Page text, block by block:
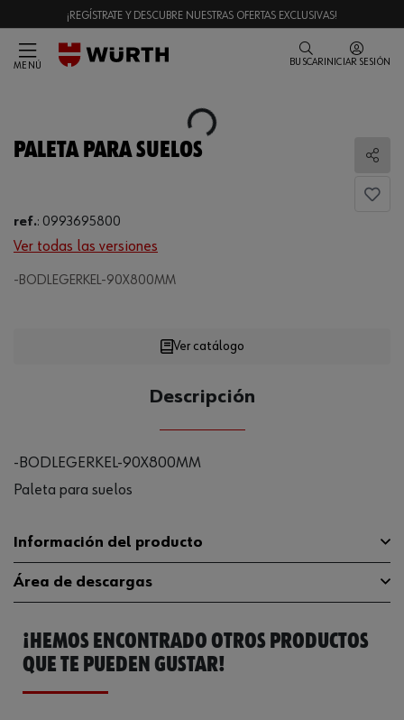
¡REGÍSTRATE Y DESCUBRE NUESTRAS OFERTAS EXCLUSIVAS!
MENÚ BUSCAR INICIAR SESIÓN
Loading...
PALETA PARA SUELOS
ref.: 0993695800
Ver todas las versiones
-BODLEGERKEL-90X800MM
Loading...Ver catálogo
Descripción
-BODLEGERKEL-90X800MM
Paleta para suelos
Información del producto
Longitud de lámina 800 mm
Material de la hoja Acero
Material de la empuñadura
Área de descargas
Catálogo General 0993695800
¡HEMOS ENCONTRADO OTROS PRODUCTOS
QUE TE PUEDEN GUSTAR!